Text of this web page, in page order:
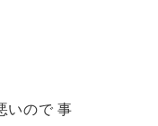
いので 事